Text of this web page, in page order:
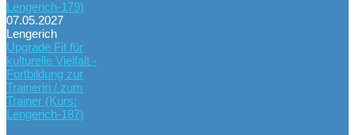
Lengerich-179)
07.05.2027
Lengerich
Upgrade Fit für
kulturelle Vielfalt -
Fortbildung zur
Trainerin / zum
Trainer (Kurs:
Lengerich-187)